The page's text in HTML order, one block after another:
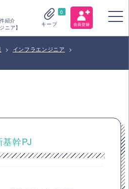
紹介
ニア】
0
キープ
> インフラエンジニア
>
基幹PJ